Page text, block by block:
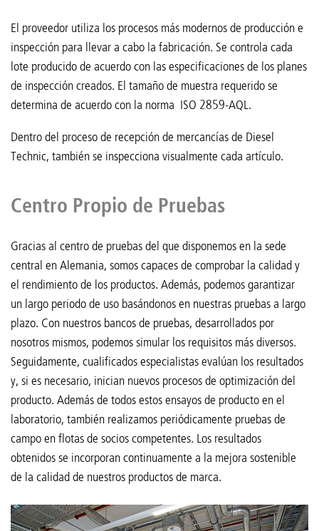
El proveedor utiliza los procesos más modernos de producción e
inspección para llevar a cabo la fabricación. Se controla cada
lote producido de acuerdo con las especificaciones de los planes
de inspección creados. El tamaño de muestra requerido se
determina de acuerdo con la norma ISO 2859-AQL.
Dentro del proceso de recepción de mercancías de Diesel
Technic, también se inspecciona visualmente cada artículo.
Centro Propio de Pruebas
Gracias al centro de pruebas del que disponemos en la sede
central en Alemania, somos capaces de comprobar la calidad y
el rendimiento de los productos. Además, podemos garantizar
un largo periodo de uso basándonos en nuestras pruebas a largo
plazo. Con nuestros bancos de pruebas, desarrollados por
nosotros mismos, podemos simular los requisitos más diversos.
Seguidamente, cualificados especialistas evalúan los resultados
y, si es necesario, inician nuevos procesos de optimización del
producto. Además de todos estos ensayos de producto en el
laboratorio, también realizamos periódicamente pruebas de
campo en flotas de socios competentes. Los resultados
obtenidos se incorporan continuamente a la mejora sostenible
de la calidad de nuestros productos de marca.